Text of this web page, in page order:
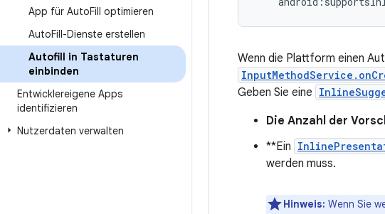
App für AutoFill optimieren
AutoFill-Dienste erstellen
Autofill in Tastaturen
einbinden
Entwicklereigene Apps
identifizieren
Nutzerdaten verwalten
Wenn die Plattform einen
Geben Sie eine
Die Anzahl der
**Ein
werden muss.
Hinweis: Wenn Sie